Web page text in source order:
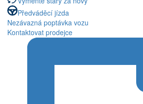
Předváděcí jízda
Nezávazná poptávka vozu
Kontaktovat prodejce